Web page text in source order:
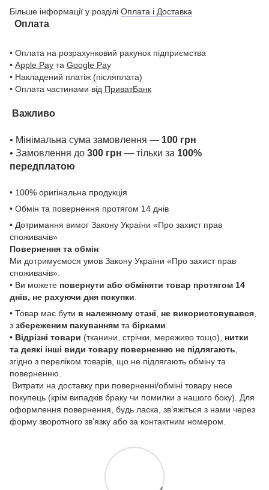
Більше інформації у розділі Оплата і Доставка
Оплата
• Оплата на розрахунковий рахунок підприємства
• Apple Pay та Google Pay
• Накладений платіж (післяплата)
• Оплата частинами від ПриватБанк
Важливо
• Мінімальна сума замовлення — 100 грн
• Замовлення до 300 грн — тільки за 100%
передплатою
• 100% оригінальна продукція
• Обмін та повернення протягом 14 днів
• Дотримання вимог Закону України «Про захист прав
споживачів»
Повернення та обмін
Ми дотримуємося умов Закону України «Про захист прав
споживачів».
• Ви можете повернути або обміняти товар протягом 14
днів, не рахуючи дня покупки
• Товар має бути в належному стані не використовувався
з збереженим пакуванням та бірками
• Відрізні товари (тканини, стрічки, мереживо тощо), нитки
та деякі інші види товару поверненню не підлягають
згідно з переліком товарів, що не підлягають обміну та
поверненню.
Витрати на доставку при поверненні/обміні товару несе
покупець (крім випадків браку чи помилки з нашого боку). Для
оформлення повернення, будь ласка, зв’яжіться з нами через
форму зворотного зв’язку або за контактним номером.